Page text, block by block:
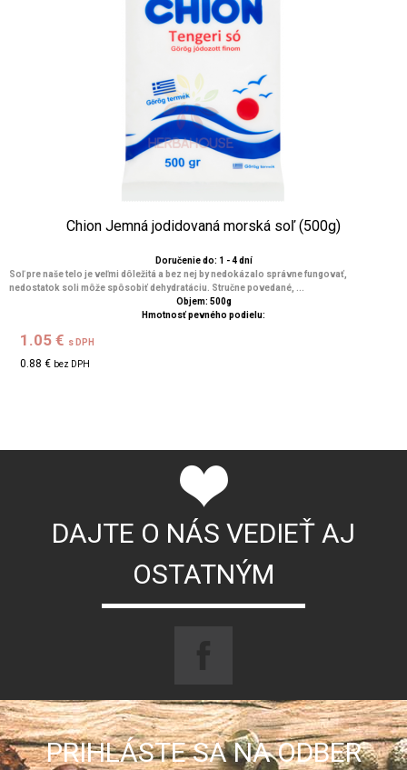
Chion Jemná jodidovaná morská soľ (500g)
Doručenie do: 1 - 4 dní
Soľ pre naše telo je veľmi dôležitá a bez nej by nedokázalo správne fungovať,
nedostatok soli môže spôsobiť dehydratáciu. Stručne povedané, ...
Objem: 500g
Hmotnosť pevného podielu:
1.05 € s DPH
0.88 € bez DPH
DAJTE O NÁS VEDIEŤ AJ
OSTATNÝM
PRIHLÁSTE SA NA ODBER